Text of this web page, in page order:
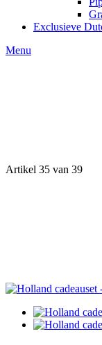
Exclusieve
Menu
Artikel 35 van 39